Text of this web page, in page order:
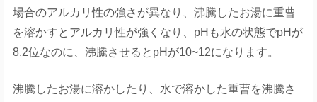
場合のアルカリ性の強さが異なり、沸騰したお湯に重曹
を溶かすとアルカリ性が強くなり、pHも水の状態でpHが
8.2位なのに、沸騰させるとpHが10~12になります。
沸騰したお湯に溶かしたり、水で溶かした重曹を沸騰さ